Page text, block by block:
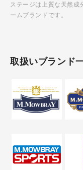
ステージは上質な天然成
ームブランドです。
取扱いブランド